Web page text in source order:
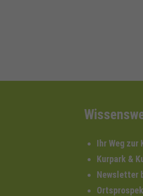
Ihr Weg zur
Kurpark &
Newsletter